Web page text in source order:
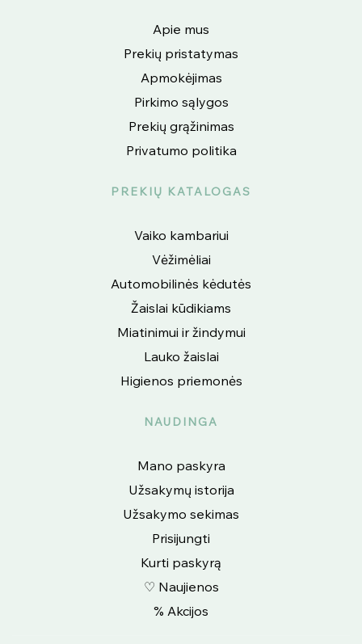
Apie mus
Prekių pristatymas
Apmokėjimas
Pirkimo sąlygos
Prekių grąžinimas
Privatumo politika
PREKIŲ KATALOGAS
Vaiko kambariui
Vėžimėliai
Automobilinės kėdutės
Žaislai kūdikiams
Miatinimui ir žindymui
Lauko žaislai
Higienos priemonės
NAUDINGA
Mano paskyra
Užsakymų istorija
Užsakymo sekimas
Prisijungti
Kurti paskyrą
♡ Naujienos
% Akcijos